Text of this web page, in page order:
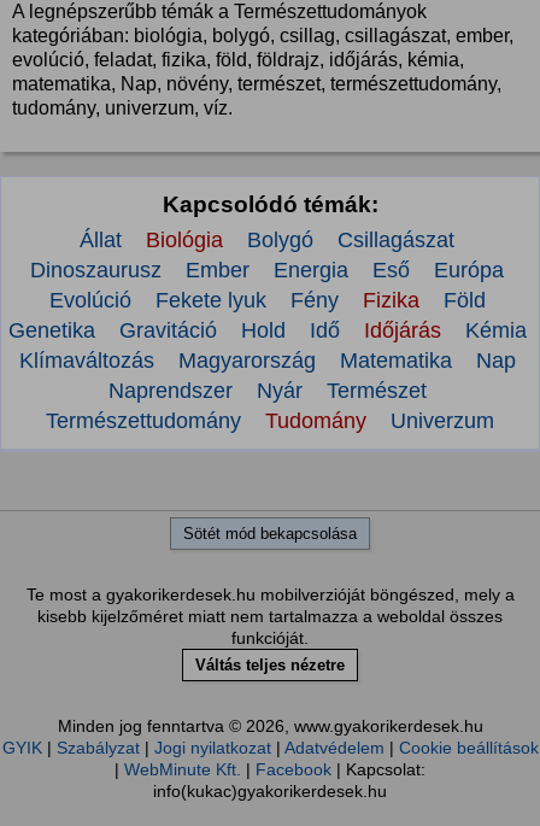
A legnépszerűbb témák a Természettudományok
kategóriában: biológia, bolygó, csillag, csillagászat, ember,
evolúció, feladat, fizika, föld, földrajz, időjárás, kémia,
matematika, Nap, növény, természet, természettudomány,
tudomány, univerzum, víz.
Kapcsolódó témák:
Állat Biológia Bolygó
Csillagászat
Dinoszaurusz
Ember Energia Eső
Európa
Evolúció
Fekete lyuk Fény Fizika
Föld
Genetika
Gravitáció Hold Idő Időjárás
Kémia
Klímaváltozás
Magyarország Matematika
Nap
Naprendszer
Nyár
Természet
Természettudomány
Tudomány Univerzum
Sötét mód bekapcsolása
Te most a gyakorikerdesek.hu mobilverzióját böngészed, mely a
kisebb kijelzőméret miatt nem tartalmazza a weboldal összes
funkcióját.
Váltás teljes nézetre
Minden jog fenntartva © 2026, www.gyakorikerdesek.hu
GYIK| Szabályzat| Jogi nyilatkozat| Adatvédelem | Cookie beállítások
| WebMinute Kft. | Facebook | Kapcsolat:
info(kukac)gyakorikerdesek.hu